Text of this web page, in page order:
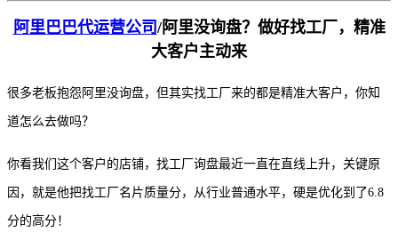
阿里巴巴代运营公司/阿里没询盘？做好找工厂，精准
大客户主动来
很多老板抱怨阿里没询盘，但其实找工厂来的都是精准大客户，你知
道怎么去做吗？
你看我们这个客户的店铺，找工厂询盘最近一直在直线上升，关键原
因，就是他把找工厂名片质量分，从行业普通水平，硬是优化到了6.8
分的高分！